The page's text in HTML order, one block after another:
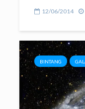
12/06/2014
BINTANG